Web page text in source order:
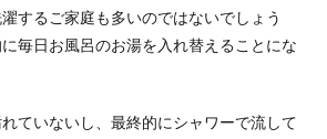
で感染するメールの実態
「メールを開くだけでウイルスに感染してしま
するご家庭も多いのではないでしょう
毎日お風呂のお湯を入れ替えることにな
ていないし、最終的にシャワーで流して